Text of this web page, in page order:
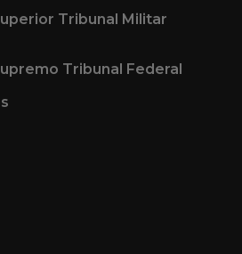
Tribunal Militar
Tribunal Federal